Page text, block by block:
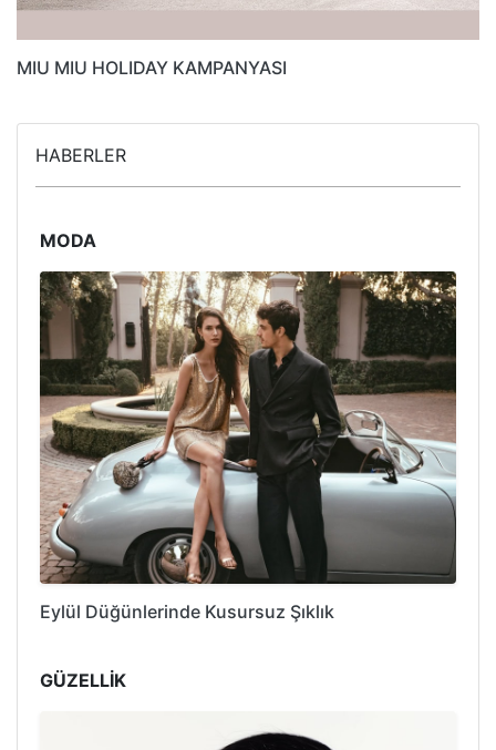
MIU MIU HOLIDAY KAMPANYASI
HABERLER
MODA
Eylül Düğünlerinde Kusursuz Şıklık
GÜZELLİK